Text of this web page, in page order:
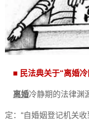
■ 民法典关于“离婚
离婚冷静期的法律渊
定：“自婚姻登记机关